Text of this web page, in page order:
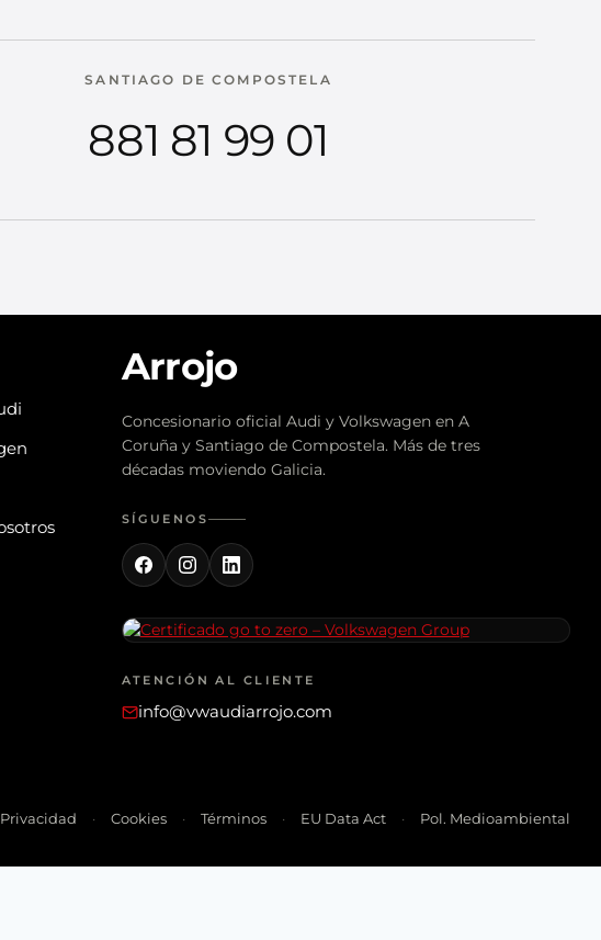
SANTIAGO DE COMPOSTELA
881 81 99 01
Arrojo
Concesionario oficial Audi y Volkswagen en A
Coruña y Santiago de Compostela. Más de tres
décadas moviendo Galicia.
SÍGUENOS
ATENCIÓN AL CLIENTE
info@vwaudiarrojo.com
Privacidad Cookies Términos EU Data Act Pol. Medioambiental